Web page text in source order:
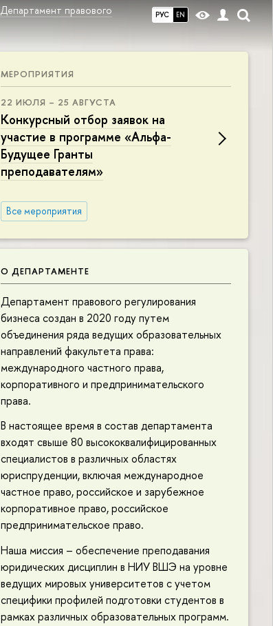
РУС EN
Департамент правового
МЕРОПРИЯТИЯ
22 ИЮЛЯ – 25 АВГУСТА
Конкурсный отбор заявок на
участие в программе «Альфа-
Будущее Гранты
преподавателям»
Все мероприятия
О ДЕПАРТАМЕНТЕ
Департамент правового регулирования
бизнеса создан в 2020 году путем
объединения ряда ведущих образовательных
направлений факультета права:
международного частного права,
корпоративного и предпринимательского
права.
В настоящее время в состав департамента
входят свыше 80 высококвалифицированных
специалистов в различных областях
юриспруденции, включая международное
частное право, российское и зарубежное
корпоративное право, российское
предпринимательское право.
Наша миссия – обеспечение преподавания
юридических дисциплин в НИУ ВШЭ на уровне
ведущих мировых университетов с учетом
специфики профилей подготовки студентов в
рамках различных образовательных программ.